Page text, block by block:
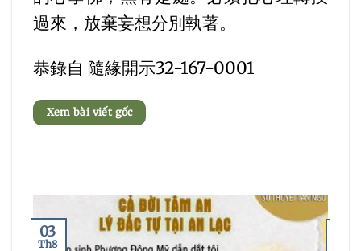
過來，放棄妄想分別執著。
恭錄自 隨緣開示32-167-0001
Xem bài viết gốc
03
Th8